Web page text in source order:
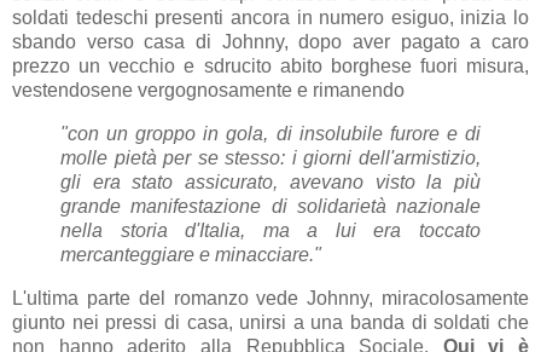
soldati tedeschi presenti ancora in numero esiguo, inizia lo
sbando verso casa di Johnny, dopo aver pagato a caro
prezzo un vecchio e sdrucito abito borghese fuori misura,
vestendosene vergognosamente e rimanendo
"con un groppo in gola, di insolubile furore e di
molle pietà per se stesso: i giorni dell'armistizio,
gli era stato assicurato, avevano visto la più
grande manifestazione di solidarietà nazionale
nella storia d'Italia, ma a lui era toccato
mercanteggiare e minacciare."
L'ultima parte del romanzo vede Johnny, miracolosamente
giunto nei pressi di casa, unirsi a una banda di soldati che
non hanno aderito alla Repubblica Sociale. Qui vi è